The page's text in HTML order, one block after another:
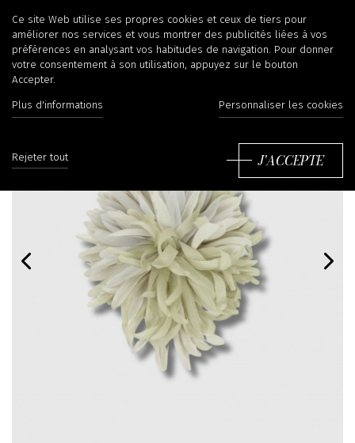
Ce site Web utilise ses propres cookies et ceux de tiers pour
améliorer nos services et vous montrer des publicités liées à vos
préférences en analysant vos habitudes de navigation. Pour donner
votre consentement à son utilisation, appuyez sur le bouton
Accepter.
Plus d'informations Personnaliser les cookies
Rejeter tout J'ACCEPTE